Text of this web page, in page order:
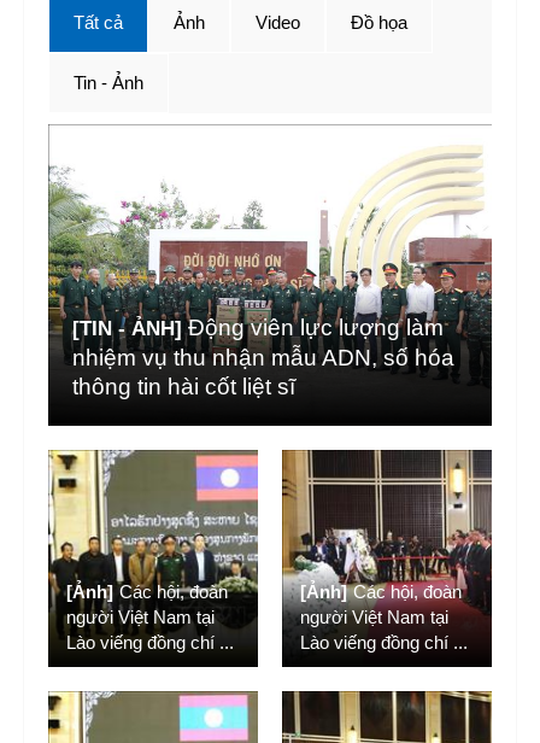
Tất cả
[TIN - ẢNH] Động viên lực lượng làm
nhiệm vụ thu nhận mẫu ADN, số hóa
thông tin hài cốt liệt sĩ
[Ảnh] Các hội, đoàn
người Việt Nam tại
Lào viếng đồng chí ...
[Ảnh] Các hội, đoàn
người Việt Nam tại
Lào viếng đồng chí ...
Ảnh Video Đồ họa
Tin - Ảnh